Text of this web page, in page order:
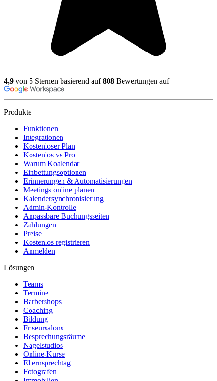
4,9 von 5 Sternen basierend auf808 Bewertungen auf
Produkte
Funktionen
Integrationen
Kostenloser Plan
Kostenlos vs Pro
Warum Koalendar
Einbettungsoptionen
Erinnerungen & Automatisierungen
Meetings online planen
Kalendersynchronisierung
Admin-Kontrolle
Anpassbare Buchungsseiten
Zahlungen
Preise
Kostenlos registrieren
Anmelden
Lösungen
Teams
Termine
Barbershops
Coaching
Bildung
Friseursalons
Besprechungsräume
Nagelstudios
Online-Kurse
Elternsprechtag
Fotografen